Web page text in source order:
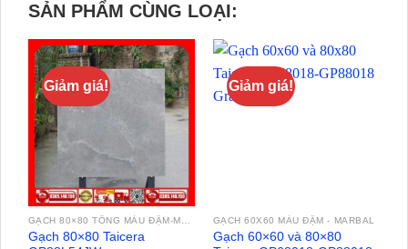
SẢN PHẨM CÙNG LOẠI:
Giảm giá!
GẠCH 80×80 TÔNG MÀU ĐẬM-MARBAL
Gạch 80×80 Taicera
Giảm giá!
GẠCH 60X60 MÀU ĐẬM - MARBAL
Gạch 60×60 và 80×80